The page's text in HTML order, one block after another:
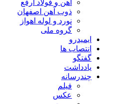
آهن و فولاد ارفع
ذوب آهن اصفهان
نورد و لوله اهواز
گروه ملی
ایمیدرو
انتصاب ها
گفتگو
یادداشت
چندرسانه
فیلم
عکس